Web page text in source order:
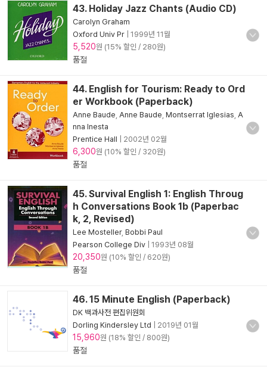
43. Holiday Jazz Chants (Audio CD)
Carolyn Graham
Oxford Univ Pr
1999년 11월
5,520원 (15% 할인 / 280원)
품절
44. English for Tourism: Ready to Ord
er Workbook (Paperback)
Anne Baude Anne Baude Montserrat Iglesias A
nna Inesta
Prentice Hall
2002년 02월
6,300원 (10% 할인 / 320원)
품절
45. Survival English 1: English Throug
h Conversations Book 1b (Paperbac
k, 2, Revised)
Lee Mosteller, Bobbi Paul
Pearson College Div
1993년 08월
20,350원 (10% 할인 / 620원)
품절
46. 15 Minute English (Paperback)
DK 백과사전 편집위원회
Dorling Kindersley Ltd
2019년 01월
15,960원 (18% 할인 / 800원)
품절